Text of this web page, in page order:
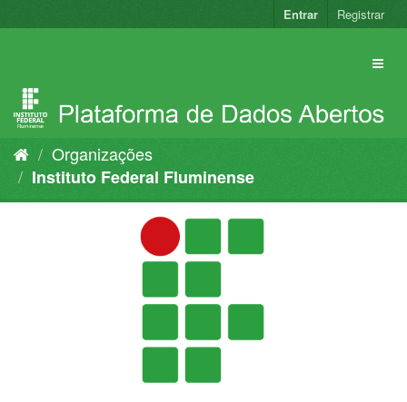
para
Entrar Registrar
Organizações
Instituto Federal Fluminense